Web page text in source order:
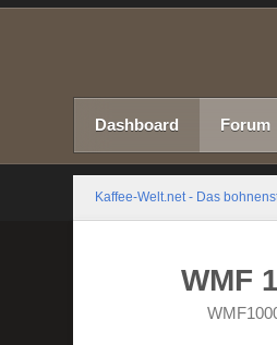
Dashboard Forum
Kaffee-Welt.net - Das
WMF